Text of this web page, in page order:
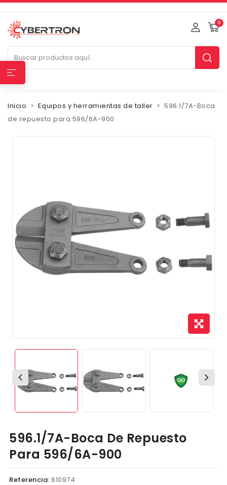
0
Inicio Equipos y herramientas de taller
596.1/7A-Boca
de repuesto para 596/6A-900
596.1/7A-Boca De Repuesto
Para 596/6A-900
Referencia: 610974